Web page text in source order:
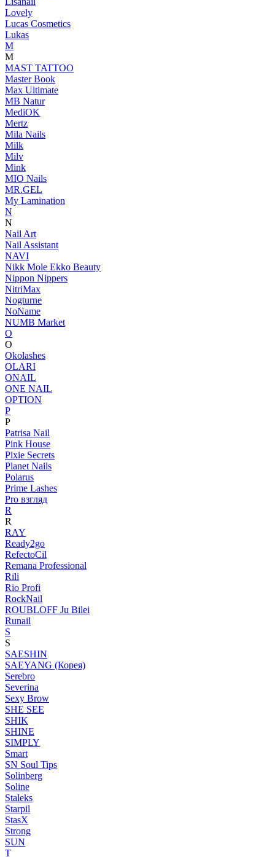
Lovely
Lucas Cosmetics
Lukas
M
M
MAST TATTOO
Master Book
Max Ultimate
MB Natur
MediOK
Mertz
Mila Nails
Milk
Milv
Mink
MIO Nails
MR.GEL
My Lamination
N
N
Nail Art
Nail Assistant
NAVI
Nikk Mole Ekko Beauty
Nippon Nippers
NitriMax
Nogturne
NoName
NUMB Market
O
O
Okolashes
OLARI
ONAIL
ONE NAIL
OPTION
P
P
Patrisa Nail
Pink House
Pixie Secrets
Planet Nails
Polarus
Prime Lashes
Pro взгляд
R
R
RAY
Ready2go
RefectoCil
Remana Professional
Rili
Rio Profi
RockNail
ROUBLOFF Ju Bilei
Runail
S
S
SAESHIN
SAEYANG (Корея)
Serebro
Severina
Sexy Brow
SHE SEE
SHIK
SHINE
SIMPLY
Smart
SN Soul Tips
Solinberg
Soline
Staleks
Starpil
StasX
Strong
SUN
T